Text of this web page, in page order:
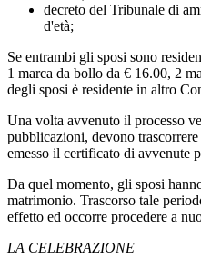
decreto del Tribunale di
d'età;
Se entrambi gli sposi sono
1 marca da bollo da € 16.00, 2
degli sposi è residente in altro
Una volta avvenuto il processo
pubblicazioni, devono
emesso il certificato di avvenute
Da quel momento, gli sposi
matrimonio. Trascorso tale
effetto ed occorre procedere a
LA CELEBRAZIONE